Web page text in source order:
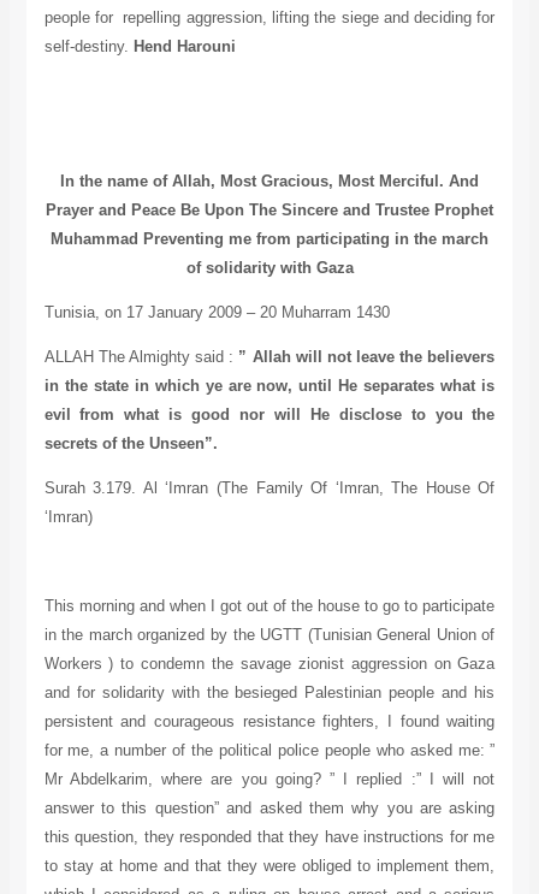
people for repelling aggression, lifting the siege and deciding for
self-destiny. Hend Harouni
In the name of Allah, Most Gracious, Most Merciful. And
Prayer and Peace Be Upon The Sincere and Trustee Prophet
Muhammad Preventing me from participating in the march
of solidarity with Gaza
Tunisia, on 17 January 2009 – 20 Muharram 1430
ALLAH The Almighty said : ” Allah will not leave the believers
in the state in which ye are now, until He separates what is
evil from what is good nor will He disclose to you the
secrets of the Unseen”.
Surah3.179. Al ‘Imran (The Family Of ‘Imran, The House Of
‘Imran)
This morning and when I got out of the house to go to participate
in the march organized by the UGTT (Tunisian General Union of
Workers ) to condemn the savage zionist aggression on Gaza
and for solidarity with the besieged Palestinian people and his
persistent and courageous resistance fighters, I found waiting
for me, a number of the political police people who asked me: ”
Mr Abdelkarim, where are you going? ” I replied :” I will not
answer to this question” and asked them why you are asking
this question, they responded that they have instructions for me
to stay at home and that they were obliged to implement them,